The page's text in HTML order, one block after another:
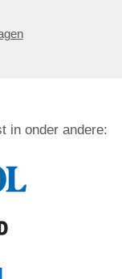
in onder andere: